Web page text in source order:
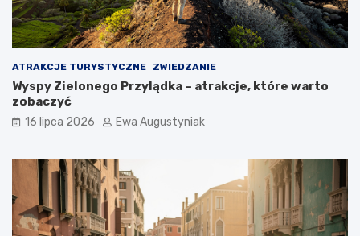
t
o
p
j
e
c
h
?
w
i
e
z
e
n
i
ATRAKCJE TURYSTYCZNE ZWIEDZANIE
Wyspy Zielonego Przylądka – atrakcje, które warto
zobaczyć
16 lipca 2026 Ewa Augustyniak